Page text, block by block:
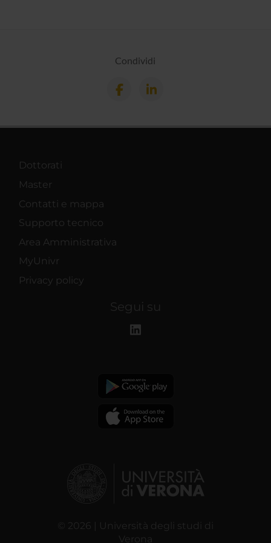
Condividi
Dottorati
Master
Contatti e mappa
Supporto tecnico
Area Amministrativa
MyUnivr
Privacy policy
Segui su
© 2026 | Università degli studi di
Verona